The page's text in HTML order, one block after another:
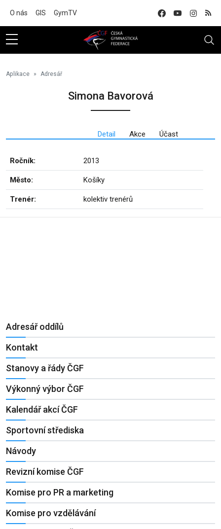
O nás GIS GymTV
Aplikace Adresář
Simona Bavorová
Detail Akce Účast
Ročník: 2013
Město: Košíky
Trenér: kolektiv trenérů
Adresář oddílů
Kontakt
Stanovy a řády ČGF
Výkonný výbor ČGF
Kalendář akcí ČGF
Sportovní střediska
Návody
Revizní komise ČGF
Komise pro PR a marketing
Komise pro vzdělávání